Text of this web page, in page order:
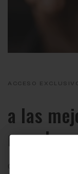
ACCESO
a las
mundo
Como miembros